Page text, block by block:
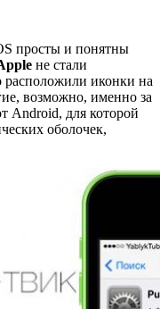
просты и понятны
не стали
расположили иконки на
возможно, именно за
Android, для которой
оболочек,